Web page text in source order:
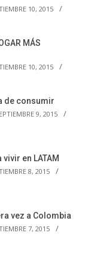
10, 2015
MÁS
10, 2015
de consumir
9, 2015
en LATAM
8, 2015
vez a Colombia
7, 2015